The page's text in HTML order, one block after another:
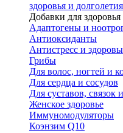
здоровья и долголетия
Добавки для
Адаптогены и
Антиоксиданты
Антистресс и
Грибы
Для волос, ногтей и
Для сердца и сосудов
Для суставов, связок
Женское здоровье
Иммуномодуляторы
Коэнзим Q10